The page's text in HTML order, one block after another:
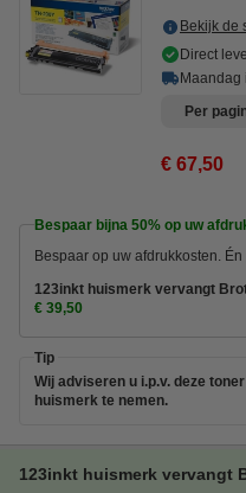
Bekijk de
Direct
Maandag
Per
€ 67,50
Bespaar bijna 50% op uw
Bespaar op uw afdrukkosten. Én
123inkt huismerk vervangt
€ 39,50
Tip
Wij adviseren u i.p.v. deze
huismerk te nemen.
123inkt huismerk vervangt